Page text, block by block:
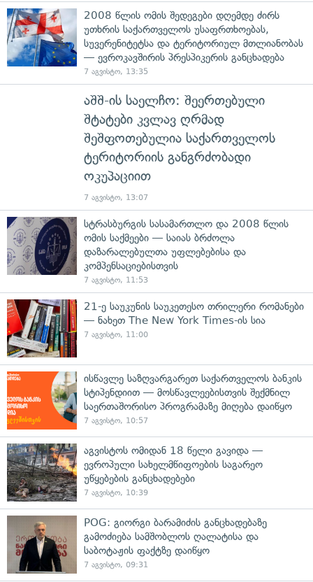
2008 წლის ომის შედეგები დღემდე ძირს
უთხრის საქართველოს უსაფრთხოებას,
სუვერენიტეტსა და ტერიტორიულ მთლიანობას
— ევროკავშირის პრესპიკერის განცხადება
7 აგვისტო, 13:35
აშშ-ის საელჩო: შეერთებული
შტატები კვლავ ღრმად
შეშფოთებულია საქართველოს
ტერიტორიის განგრძობადი
ოკუპაციით
7 აგვისტო, 13:07
სტრასბურგის სასამართლო და 2008 წლის
ომის საქმეები — საიას ბრძოლა
დაზარალებულთა უფლებებისა და
კომპენსაციებისთვის
7 აგვისტო, 11:53
21-ე საუკუნის საუკეთესო თრილერი რომანები
— ნახეთ The New York Times-ის სია
7 აგვისტო, 11:00
ისწავლე საზღვარგარეთ საქართველოს ბანკის
სტიპენდიით — მოსწავლეებისთვის შექმნილ
საერთაშორისო პროგრამაზე მიღება დაიწყო
7 აგვისტო, 10:57
აგვისტოს ომიდან 18 წელი გავიდა —
ევროპული სახელმწიფოების საგარეო
უწყებების განცხადებები
7 აგვისტო, 10:39
POG: გიორგი ბარამიძის განცხადებაზე
გამოძიება სამშობლოს ღალატისა და
საბოტაჟის ფაქტზე დაიწყო
7 აგვისტო, 09:31